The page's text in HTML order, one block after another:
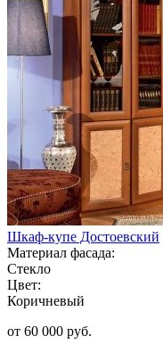
Шкаф-купе Достоевский
Материал фасада:
Стекло
Цвет:
Коричневый
от 60 000 руб.